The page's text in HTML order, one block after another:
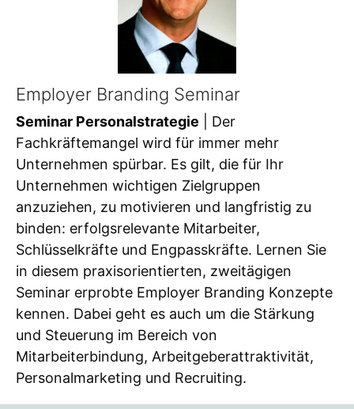
Employer Branding Seminar
Seminar Personalstrategie | Der
Fachkräftemangel wird für immer mehr
Unternehmen spürbar. Es gilt, die für Ihr
Unternehmen wichtigen Zielgruppen
anzuziehen, zu motivieren und langfristig zu
binden: erfolgsrelevante Mitarbeiter,
Schlüsselkräfte und Engpasskräfte. Lernen Sie
in diesem praxisorientierten, zweitägigen
Seminar erprobte Employer Branding Konzepte
kennen. Dabei geht es auch um die Stärkung
und Steuerung im Bereich von
Mitarbeiterbindung, Arbeitgeberattraktivität,
Personalmarketing und Recruiting.